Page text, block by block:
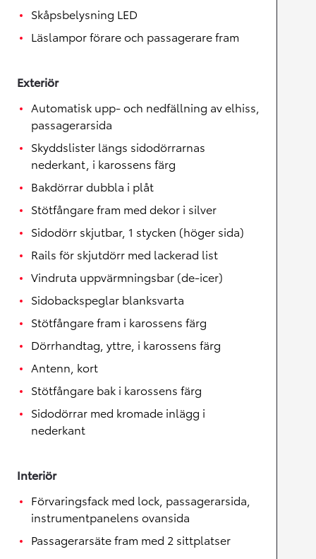
Skåpsbelysning LED
Läslampor förare och passagerare fram
Exteriör
Automatisk upp- och nedfällning av elhiss,
passagerarsida
Skyddslister längs sidodörrarnas
nederkant, i karossens färg
Bakdörrar dubbla i plåt
Stötfångare fram med dekor i silver
Sidodörr skjutbar, 1 stycken (höger sida)
Rails för skjutdörr med lackerad list
Vindruta uppvärmningsbar (de-icer)
Sidobackspeglar blanksvarta
Stötfångare fram i karossens färg
Dörrhandtag, yttre, i karossens färg
Antenn, kort
Stötfångare bak i karossens färg
Sidodörrar med kromade inlägg i
nederkant
Interiör
Förvaringsfack med lock, passagerarsida,
instrumentpanelens ovansida
Passagerarsäte fram med 2 sittplatser